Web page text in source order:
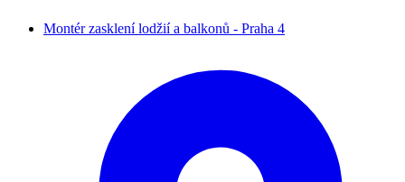
Montér zasklení lodžií a balkonů - Praha 4